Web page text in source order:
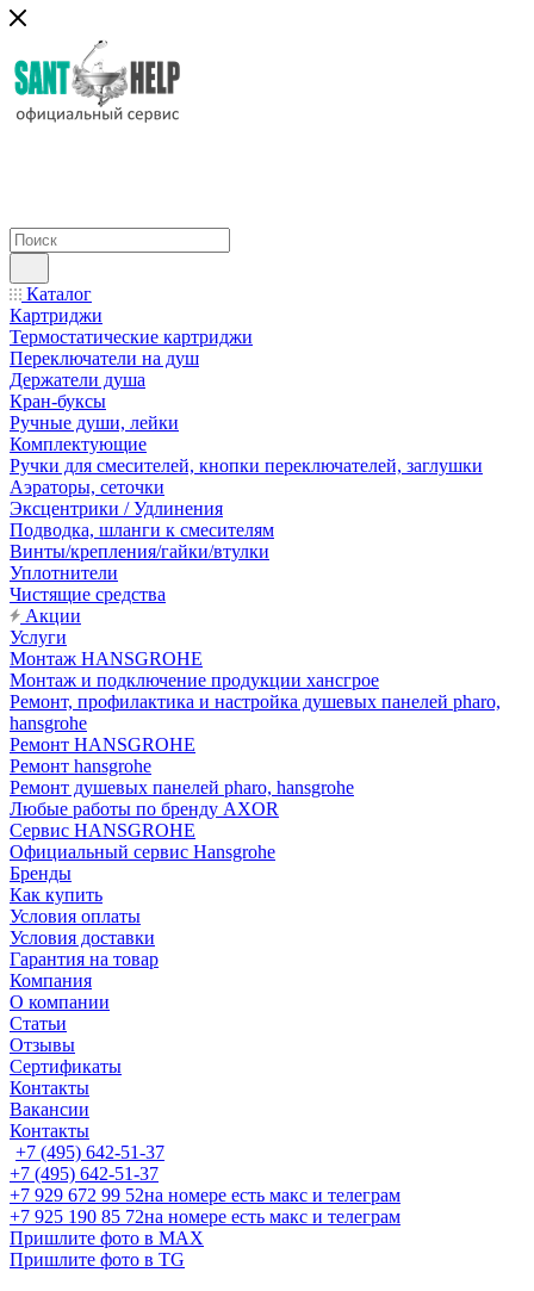
Каталог
Картриджи
Термостатические картриджи
Переключатели на душ
Держатели душа
Кран-буксы
Ручные души, лейки
Комплектующие
Ручки для смесителей, кнопки переключателей, заглушки
Аэраторы, сеточки
Эксцентрики / Удлинения
Подводка, шланги к смесителям
Винты/крепления/гайки/втулки
Уплотнители
Чистящие средства
Акции
Услуги
Монтаж HANSGROHE
Монтаж и подключение продукции хансгрое
Ремонт, профилактика и настройка душевых панелей pharo,
hansgrohe
Ремонт HANSGROHE
Ремонт hansgrohe
Ремонт душевых панелей pharo, hansgrohe
Любые работы по бренду AXOR
Сервис HANSGROHE
Официальный сервис Hansgrohe
Бренды
Как купить
Условия оплаты
Условия доставки
Гарантия на товар
Компания
О компании
Статьи
Отзывы
Сертификаты
Контакты
Вакансии
Контакты
+7 (495) 642-51-37
+7 (495) 642-51-37
+7 929 672 99 52на номере есть макс и телеграм
+7 925 190 85 72на номере есть макс и телеграм
Пришлите фото в MAX
Пришлите фото в TG